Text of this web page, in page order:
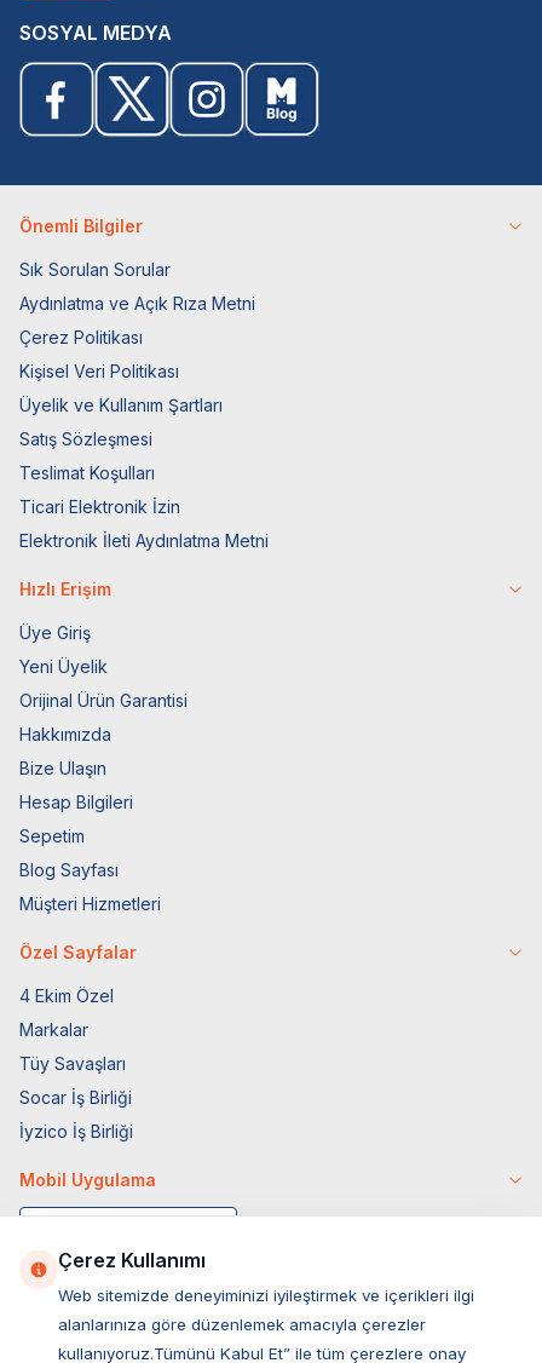
SOSYAL MEDYA
Önemli Bilgiler
Sık Sorulan Sorular
Aydınlatma ve Açık Rıza Metni
Çerez Politikası
Kişisel Veri Politikası
Üyelik ve Kullanım Şartları
Satış Sözleşmesi
Teslimat Koşulları
Ticari Elektronik İzin
Elektronik İleti Aydınlatma Metni
Hızlı Erişim
Üye Giriş
Yeni Üyelik
Orijinal Ürün Garantisi
Hakkımızda
Bize Ulaşın
Hesap Bilgileri
Sepetim
Blog Sayfası
Müşteri Hizmetleri
Özel Sayfalar
4 Ekim Özel
Markalar
Tüy Savaşları
Socar İş Birliği
İyzico İş Birliği
Mobil Uygulama
Çerez Kullanımı
Web sitemizde deneyiminizi iyileştirmek ve içerikleri ilgi
alanlarınıza göre düzenlemek amacıyla çerezler
kullanıyoruz.Tümünü Kabul Et” ile tüm çerezlere onay